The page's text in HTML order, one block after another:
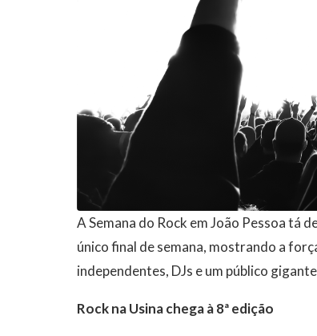
A Semana do Rock em João Pessoa tá
único final de semana, mostrando a
independentes, DJs e um público
Rock na Usina chega à 8ª edição